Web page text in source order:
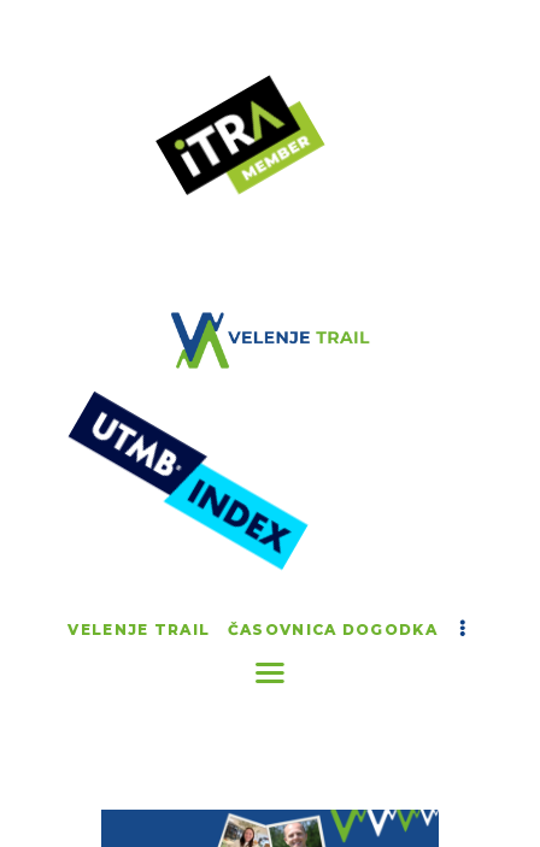
VELENJE TRAIL ČASOVNICA DOGODKA
VELENJE TRAIL
Zimska tekaška avantura
REZULTATI
GALERIJA
KONTAKT